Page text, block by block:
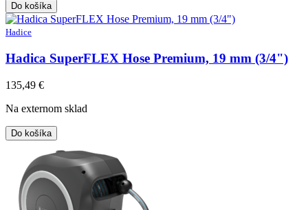
Do košíka
Hadice
Hadica SuperFLEX Hose Premium, 19 mm (3/4")
135,49 €
Na externom sklad
Do košíka